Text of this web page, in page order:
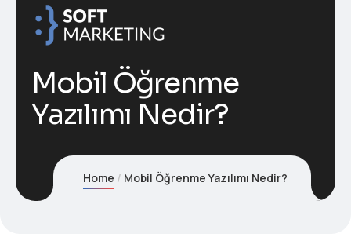
Mobil Öğrenme
Yazılımı Nedir?
Home Mobil Öğrenme Yazılımı Nedir?